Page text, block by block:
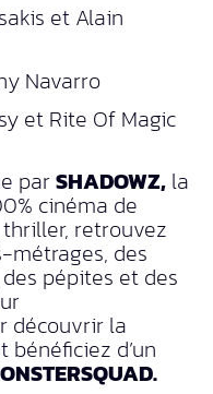
et Alain
Navarro
et Rite Of Magic
parSHADOWZ, la
cinéma de
retrouvez
métrages, des
pépites et des
découvrir la
d’un